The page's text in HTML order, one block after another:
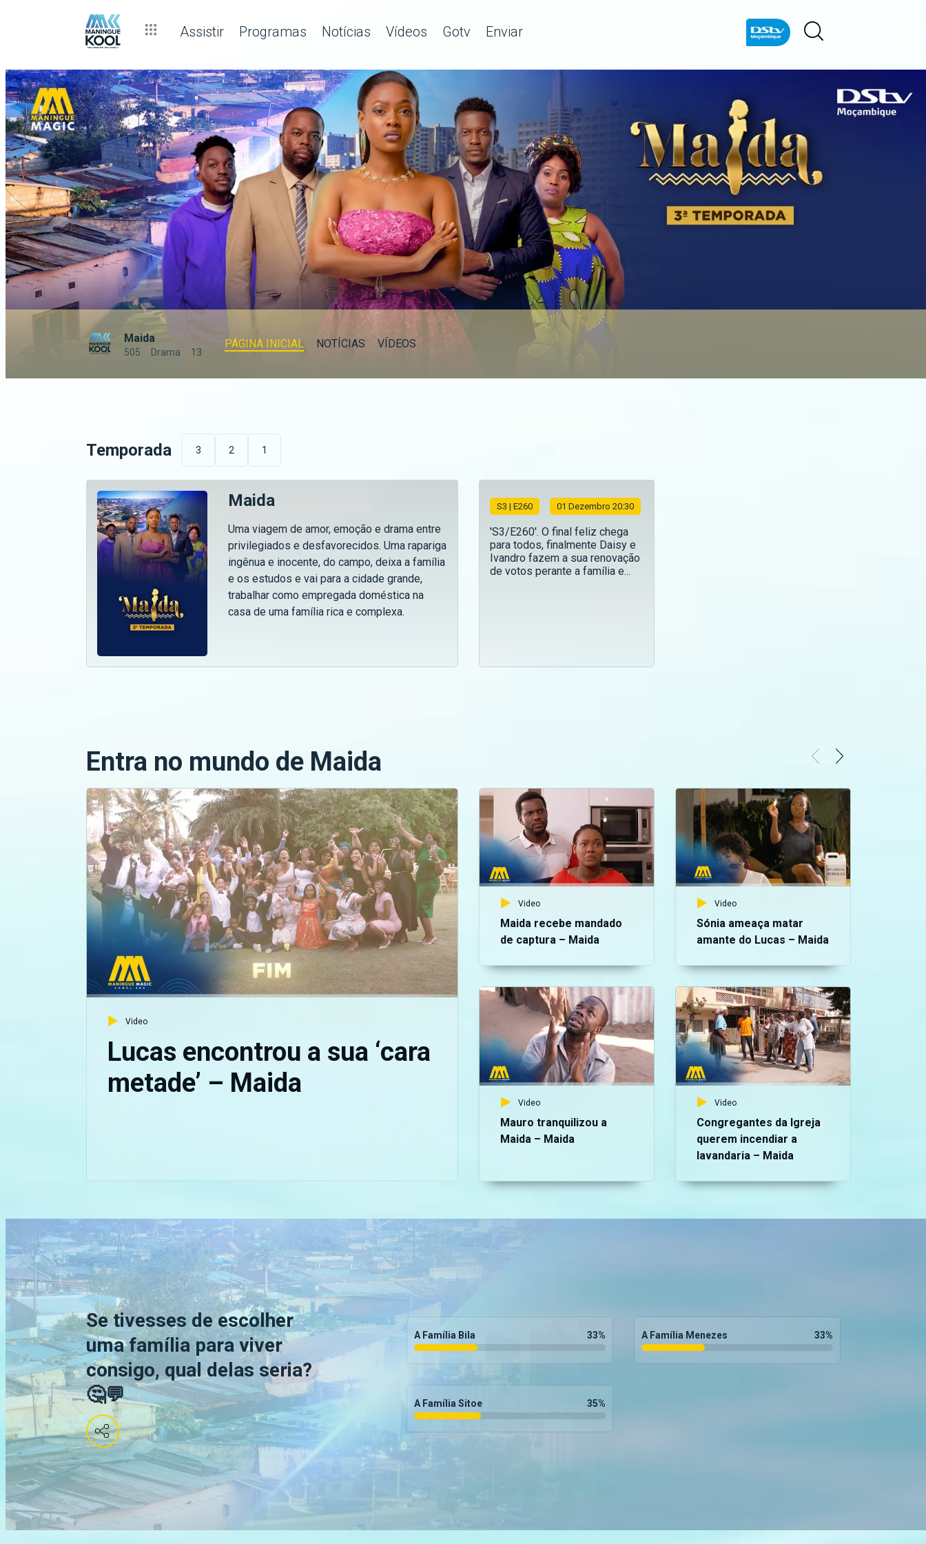
Assistir Programas Notícias Vídeos Gotv Enviar
Maida
505 Drama 13
PÁGINA INICIAL NOTÍCIAS VÍDEOS
Temporada 3 2 1
Maida
Uma viagem de amor, emoção e drama entre
privilegiados e desfavorecidos. Uma rapariga
ingênua e inocente, do campo, deixa a família
e os estudos e vai para a cidade grande,
trabalhar como empregada doméstica na
casa de uma família rica e complexa.
S3 | E260 01 Dezembro 20:30
'S3/E260'. O final feliz chega
para todos, finalmente Daisy e
Ivandro fazem a sua renovação
de votos perante a família e...
Entra no mundo de Maida
Video
Lucas encontrou a sua ‘cara
metade’ – Maida
Video
Maida recebe mandado
de captura – Maida
Video
Sónia ameaça matar
amante do Lucas – Maida
Video
Mauro tranquilizou a
Maida – Maida
Video
Congregantes da Igreja
querem incendiar a
lavandaria – Maida
Se tivesses de escolher
uma família para viver
consigo, qual delas seria?
🤔💬
A Família Bila 33% A Família Menezes 33%
A Família Sitoe 35%